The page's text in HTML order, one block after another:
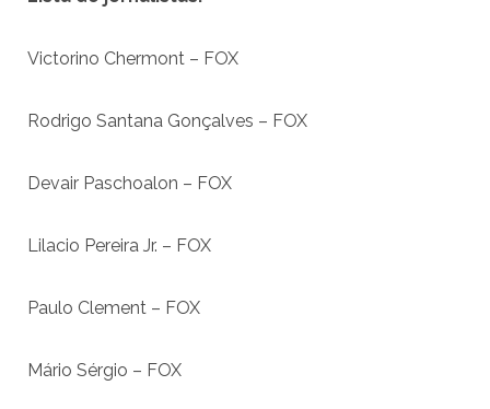
Victorino Chermont – FOX
Rodrigo Santana Gonçalves – FOX
Devair Paschoalon – FOX
Lilacio Pereira Jr. – FOX
Paulo Clement – FOX
Mário Sérgio – FOX